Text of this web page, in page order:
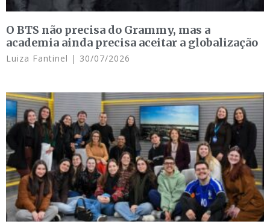
O BTS não precisa do Grammy, mas a
academia ainda precisa aceitar a globalização
Luiza Fantinel 30/07/2026